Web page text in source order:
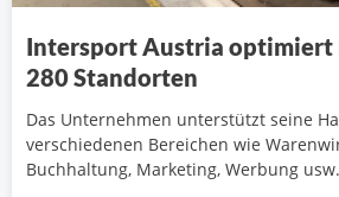
Intersport Austria optimiert
280 Standorten
Das Unternehmen unterstützt seine
verschiedenen Bereichen wie
Buchhaltung, Marketing, Werbung usw.